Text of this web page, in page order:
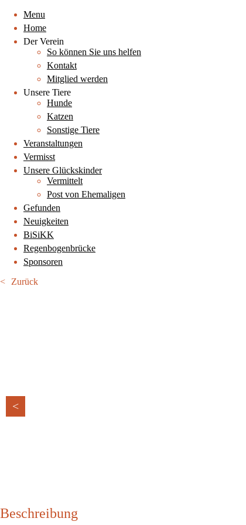
Menu
Home
Der Verein
So können Sie uns helfen
Kontakt
Mitglied werden
Unsere Tiere
Hunde
Katzen
Sonstige Tiere
Veranstaltungen
Vermisst
Unsere Glückskinder
Vermittelt
Post von Ehemaligen
Gefunden
Neuigkeiten
BiSiKK
Regenbogenbrücke
Sponsoren
Zurück
<
Beschreibung